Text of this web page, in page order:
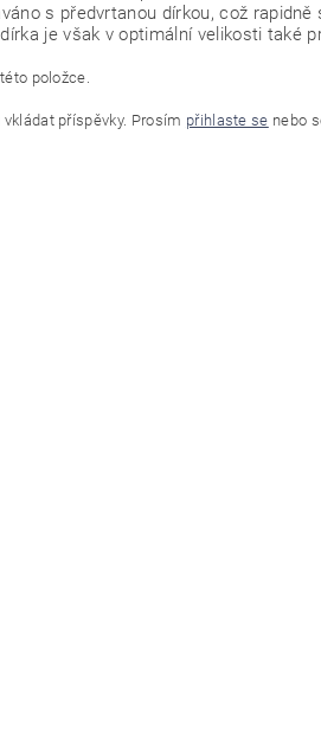
s předvrtanou dírkou, což
je však v optimální velikosti také
položce.
příspěvky. Prosím přihlaste se nebo